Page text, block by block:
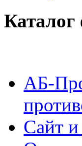
АБ-
Сайт